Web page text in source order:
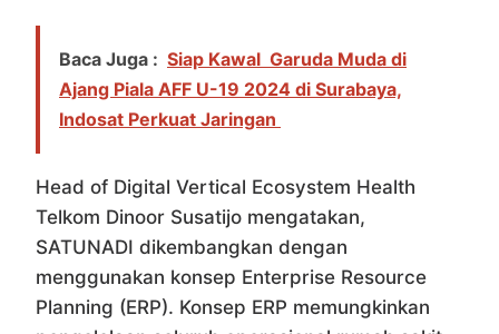
Baca Juga : Siap Kawal Garuda Muda di
Ajang Piala AFF U-19 2024 di Surabaya,
Indosat Perkuat Jaringan
Head of Digital Vertical Ecosystem Health
Telkom Dinoor Susatijo mengatakan,
SATUNADI dikembangkan dengan
menggunakan konsep Enterprise Resource
Planning (ERP). Konsep ERP memungkinkan